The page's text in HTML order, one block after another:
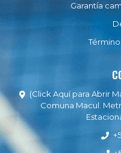
Garantía
(Click Aquí para Abrir
Comuna Macul.